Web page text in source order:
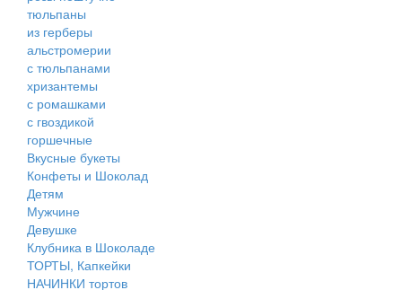
тюльпаны
из герберы
альстромерии
с тюльпанами
хризантемы
с ромашками
с гвоздикой
горшечные
Вкусные букеты
Конфеты и Шоколад
Детям
Мужчине
Девушке
Клубника в Шоколаде
ТОРТЫ, Капкейки
НАЧИНКИ тортов